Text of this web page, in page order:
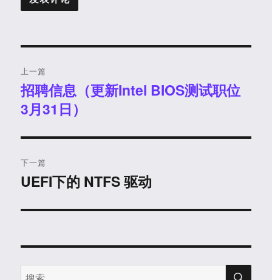
章
导
航
上一篇
上
篇
章：
招聘信息（更新Intel BIOS测试职位
3月31日）
下一篇
下
文
UEFI下的 NTFS 驱动
搜
搜